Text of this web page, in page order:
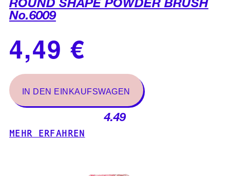
ROUND SHAPE POWDER BRUSH
No.6009
4.49
MEHR ERFAHREN